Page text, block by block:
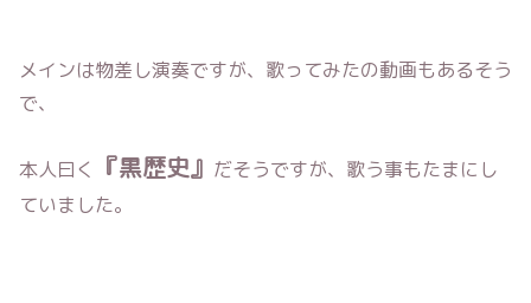
メインは物差し演奏ですが、歌ってみたの動画もあるそう
で、
本人曰く 『黒歴史』 だそうですが、歌う事もたまにし
ていました。